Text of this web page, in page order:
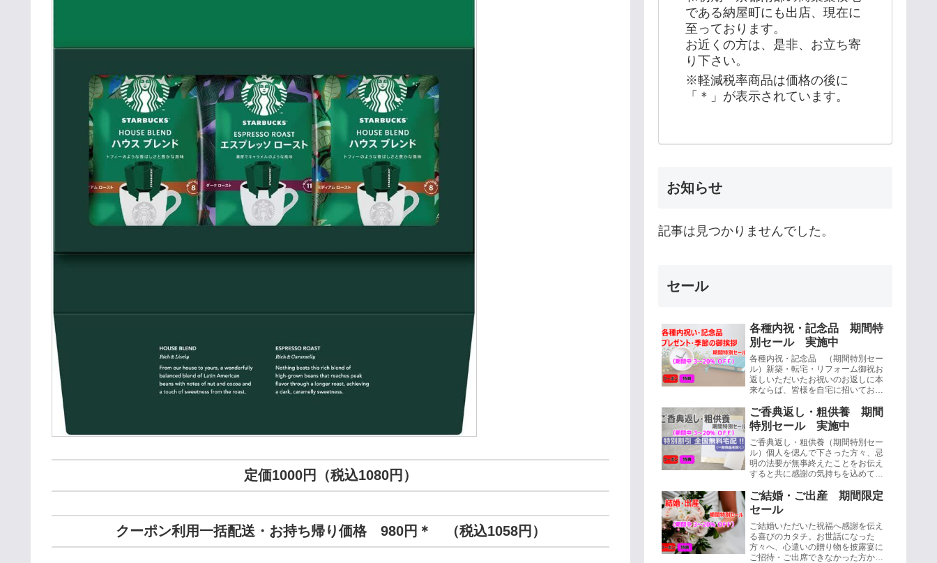
定価1000円（税込1080円）
クーポン利用一括配送・お持ち帰り価格 980円＊ （税込1058円）
である納屋町にも出店、現在に
至っております。
お近くの方は、是非、お立ち寄
り下さい。
※軽減税率商品は価格の後に
「＊」が表示されています。
お知らせ
記事は見つかりませんでした。
セール
各種内祝・記念品 期間特
別セール 実施中
各種内祝・記念品 （期間特別セー
ル）新築・転宅・リフォーム御祝お
返しいただいたお祝いのお返しに本
来ならば、皆様を自宅に招いてお披
かったり、実際お客様を呼ぶのはと
ても・・...
ご香典返し・粗供養 期間
特別セール 実施中
ご香典返し・粗供養（期間特別セー
ル）個人を偲んで下さった方々、忌
明の法要が無事終えたことをお伝え
すると共に感謝の気持ちを込めて三
に品物を送る習慣、これを香典返し
と言いま...
ご結婚・ご出産 期間限定
セール
ご結婚いただいた祝福へ感謝を伝え
る喜びのカタチ。お世話になった
方々へ、心遣いの贈り物を披露宴に
ご招待・ご出席できなかった方から